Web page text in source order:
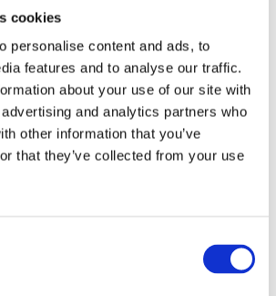
cookies
personalise content and ads, to
features and to analyse our traffic.
about your use of our site with
and analytics partners who
other information that you’ve
that they’ve collected from your use